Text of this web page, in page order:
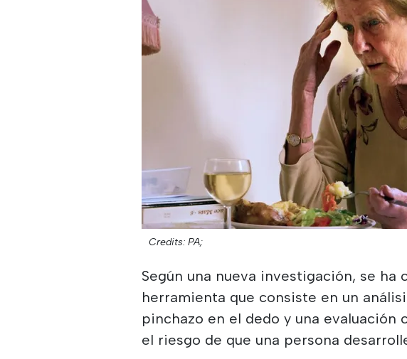
Credits: PA;
Según una nueva investigación, se ha
herramienta que consiste en un
pinchazo en el dedo y una evaluación
el riesgo de que una persona